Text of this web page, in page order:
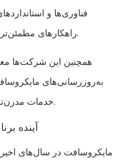
فناوری‌ها و
راهکارهای مطمئن‌تر و حرفه‌ای‌تری ارائه دهند.
همچنین این شرکت‌ها
به‌روزرسانی‌های
خدمات مدرن‌تری به مشتریان ارائه کنند.
آینده
مایکروسافت در سال‌های